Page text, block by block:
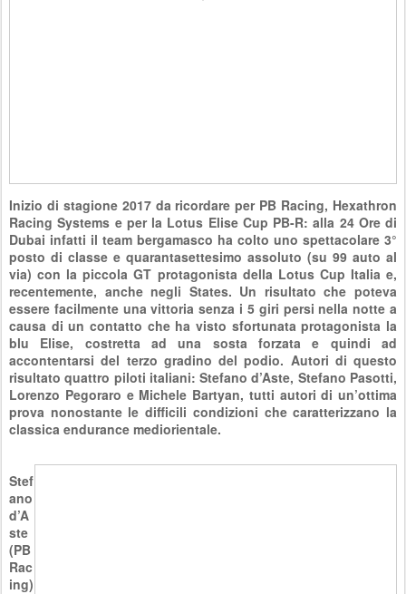
Inizio di stagione 2017 da ricordare per PB Racing, Hexathron
Racing Systems e per la Lotus Elise Cup PB-R: alla 24 Ore di
Dubai infatti il team bergamasco ha colto uno spettacolare 3°
posto di classe e quarantasettesimo assoluto (su 99 auto al
via) con la piccola GT protagonista della Lotus Cup Italia e,
recentemente, anche negli States. Un risultato che poteva
essere facilmente una vittoria senza i 5 giri persi nella notte a
causa di un contatto che ha visto sfortunata protagonista la
blu Elise, costretta ad una sosta forzata e quindi ad
accontentarsi del terzo gradino del podio. Autori di questo
risultato quattro piloti italiani: Stefano d’Aste, Stefano Pasotti,
Lorenzo Pegoraro e Michele Bartyan, tutti autori di un’ottima
prova nonostante le difficili condizioni che caratterizzano la
classica endurance mediorientale.
Stef
ano
d’A
ste
(PB
Rac
ing)